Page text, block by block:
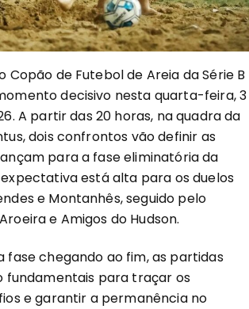
Copão de Futebol de Areia da Série B
decisivo nesta quarta-feira, 3
A partir das 20 horas, na quadra da
dois confrontos vão definir as
para a fase eliminatória da
está alta para os duelos
e Montanhês, seguido pelo
e Amigos do Hudson.
fase chegando ao fim, as partidas
fundamentais para traçar os
e garantir a permanência no